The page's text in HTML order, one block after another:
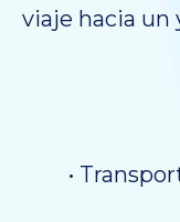
viaje hacia un
•